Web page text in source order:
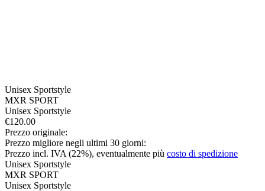
Unisex Sportstyle
MXR SPORT
Unisex Sportstyle
€120.00
Prezzo originale:
Prezzo migliore negli ultimi 30 giorni:
Prezzo incl. IVA (22%), eventualmente più costo di spedizione
Unisex Sportstyle
MXR SPORT
Unisex Sportstyle